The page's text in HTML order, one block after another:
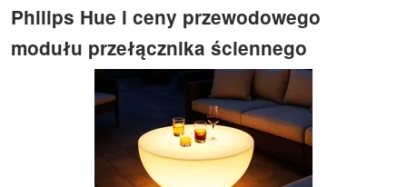
Philips Hue i ceny przewodowego
modułu przełącznika ściennego